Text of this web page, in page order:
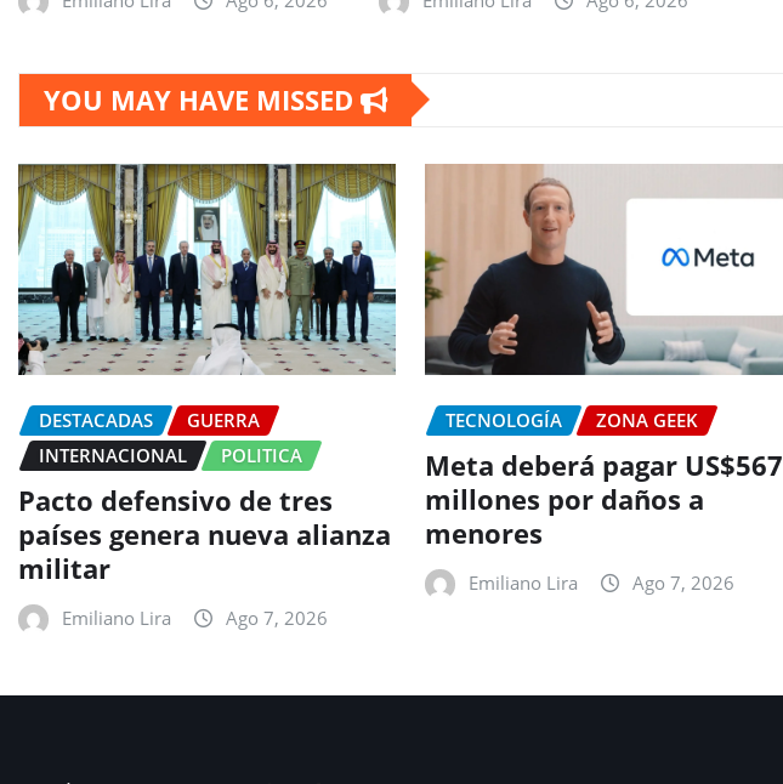
YOU MAY HAVE MISSED
DESTACADAS
GUERRA
INTERNACIONAL
POLITICA
Pacto defensivo de tres
países genera nueva alianza
militar
Emiliano Lira Ago 7, 2026
TECNOLOGÍA ZONA GEEK
Meta deberá pagar US$567
millones por daños a
menores
Emiliano Lira Ago 7, 2026